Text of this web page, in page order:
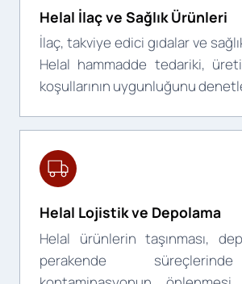
Helal İlaç ve Sağlık Ürünleri
İlaç, takviye edici gıdalar ve
Helal hammadde tedariki,
koşullarının uygunluğunu
Helal Lojistik ve Depolama
Helal ürünlerin taşınması,
perakende